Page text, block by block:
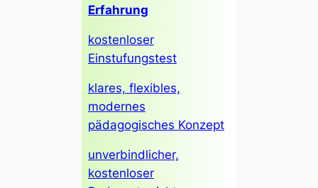
Erfahrung
kostenloser
Einstufungstest
klares, flexibles,
modernes
pädagogisches Konzept
unverbindlicher,
kostenloser